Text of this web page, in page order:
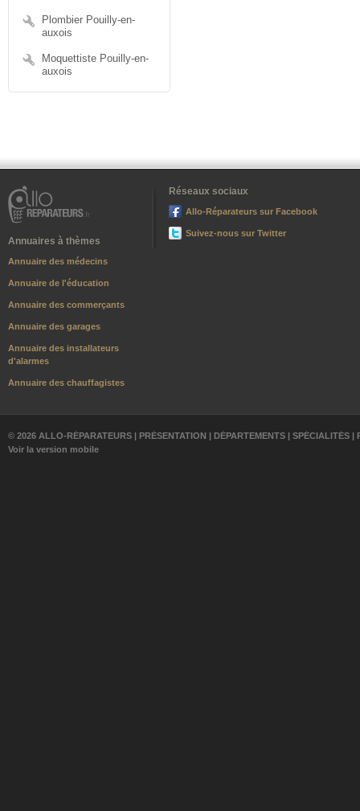
Plombier Pouilly-en-
auxois
Moquettiste Pouilly-en-
auxois
Annuaires à thèmes
Annuaire des médecins
Annuaire de l'éducation
Annuaire des commerçants
Annuaire des garages
Annuaire des installateurs
d'alarmes
Annuaire des chauffagistes
Réseaux sociaux
Allo-Réparateurs sur Facebook
Suivez-nous sur Twitter
© 2026 ALLO-RÉPARATEURS | PRÉSENTATION | DÉPARTEMENTS | SPÉCIALITÉS |
Voir la version mobile